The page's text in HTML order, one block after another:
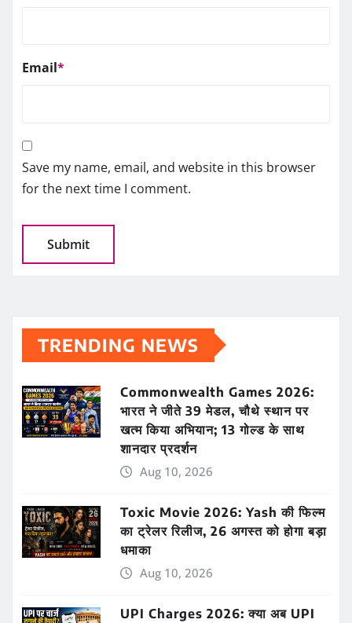
Email*
Save my name, email, and website in this browser
for the next time I comment.
TRENDING NEWS
Commonwealth Games 2026:
भारत ने जीते 39 मेडल, चौथे स्थान पर
खत्म किया अभियान; 13 गोल्ड के साथ
शानदार प्रदर्शन
Aug 10, 2026
Toxic Movie 2026: Yash की फिल्म
का ट्रेलर रिलीज, 26 अगस्त को होगा बड़ा
धमाका
Aug 10, 2026
UPI Charges 2026: क्या अब UPI